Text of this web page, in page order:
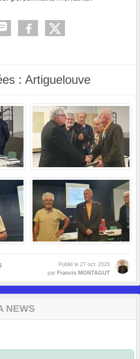
: Artiguelouve
Publié le 27 oct. 2025
par Francis MONTAGUT
NEWS